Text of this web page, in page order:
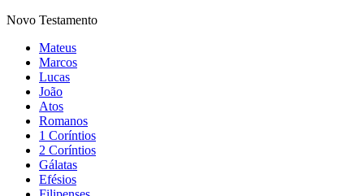
Novo Testamento
Mateus
Marcos
Lucas
João
Atos
Romanos
1 Coríntios
2 Coríntios
Gálatas
Efésios